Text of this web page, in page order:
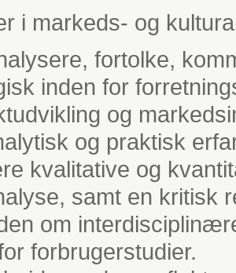
i markeds- og
fortolke,
inden for
og
og praktisk
kvalitative og
samt en kritisk
om
forbrugerstudier.